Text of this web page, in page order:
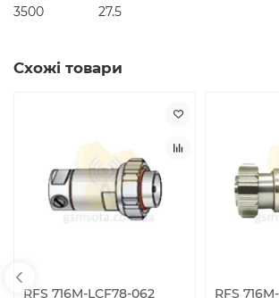
3500
27.5
Схожі товари
RFS 716M-LCF78-062
RFS